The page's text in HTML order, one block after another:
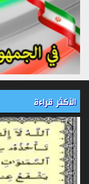
الأكثر قراءة